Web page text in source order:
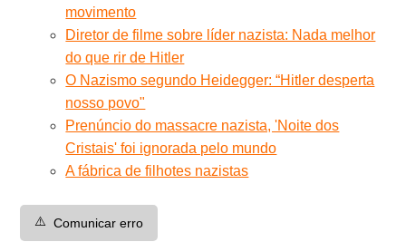
movimento
Diretor de filme sobre líder nazista: Nada melhor
do que rir de Hitler
O Nazismo segundo Heidegger: “Hitler desperta
nosso povo"
Prenúncio do massacre nazista, 'Noite dos
Cristais' foi ignorada pelo mundo
A fábrica de filhotes nazistas
⚠️ Comunicar erro